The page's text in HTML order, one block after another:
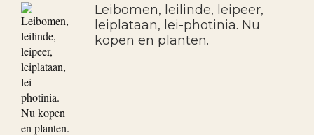
Leibomen, leilinde, leipeer,
leiplataan, lei-photinia. Nu
kopen en planten.